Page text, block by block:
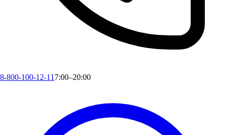
8-800-100-12-11 7:00–20:00